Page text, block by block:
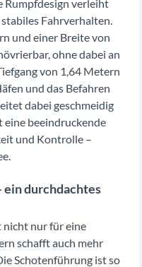
Rumpfdesign verleiht
Fahrverhalten.
und einer Breite von
ohne dabei an
von 1,64 Metern
und das Befahren
dabei geschmeidig
beeindruckende
und Kontrolle –
ein durchdachtes
nicht nur für eine
schafft auch mehr
Schotenführung ist so